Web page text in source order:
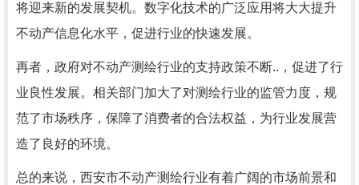
将迎来新的发展契机。数字化技术的广泛应用将大大提升
不动产信息化水平，促进行业的快速发展。
再者，政府对不动产测绘行业的支持政策不断..，促进了行
业良性发展。相关部门加大了对测绘行业的监管力度，规
范了市场秩序，保障了消费者的合法权益，为行业发展营
造了良好的环境。
总的来说，西安市不动产测绘行业有着广阔的市场前景和